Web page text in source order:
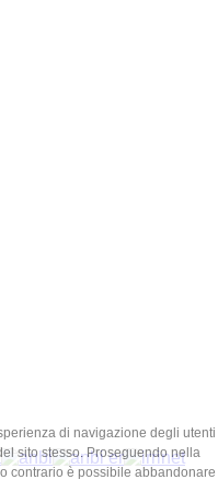
di navigazione degli utenti
sito stesso. Proseguendo nella
contrario è possibile abbandonare